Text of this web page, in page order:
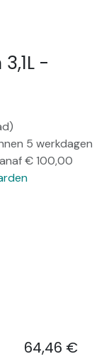
-
5 werkdagen
€ 100,00
64,46 €